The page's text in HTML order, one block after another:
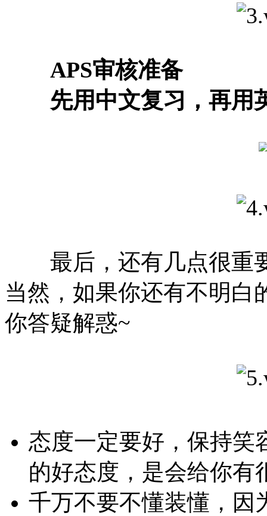
APS审核准备
先用中文复习，再用
最后，还有几点很重
当然，如果你还有不明白
你答疑解惑~
态度一定要好，保持笑
的好态度，是会给你有
千万不要不懂装懂，因